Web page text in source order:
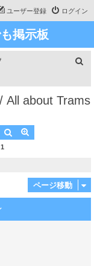
ログイン
ユーザー登録
掲示板
All about Trams
検索
1
ページ移動